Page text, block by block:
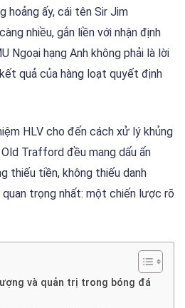
hoảng ấy, cái tên Sir Jim
nhiều, gắn liền với nhận định
Ngoại hạng Anh không phải là lời
quả của hàng loạt quyết định
HLV cho đến cách xử lý khủng
Trafford đều mang dấu ấn
thiếu tiền, không thiếu danh
trọng nhất: một chiến lược rõ
và quản trị trong bóng đá